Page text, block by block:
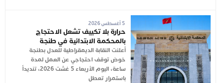
5 أغسطس 2026
حرارة بلا تكييف تشعل الاحتجاج
بالمحكمة الابتدائية في طنجة
أعلنت النقابة الديمقراطية للعدل بطنجة
خوض توقف احتجاجي عن العمل لمدة
ساعة، اليوم الأربعاء 5 غشت 2026، تنديداً
باستمرار تعطل